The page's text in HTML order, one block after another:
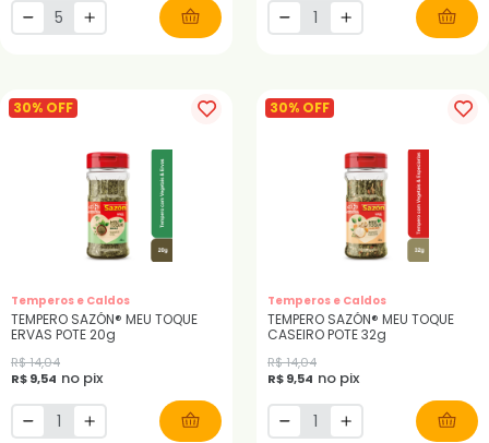
30% OFF
Temperos e Caldos
TEMPERO SAZÓN® MEU TOQUE
ERVAS POTE 20g
R$ 14,04
R$ 9,54 no pix
30% OFF
Temperos e Caldos
TEMPERO SAZÓN® MEU TOQUE
CASEIRO POTE 32g
R$ 14,04
R$ 9,54 no pix